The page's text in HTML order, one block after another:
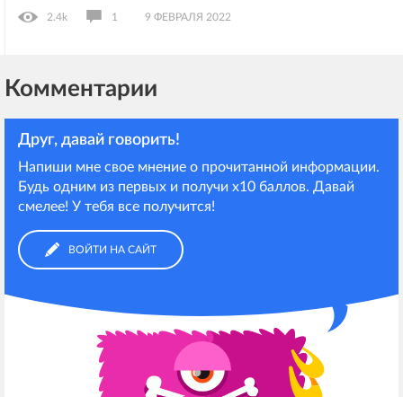
2.4k 1 9 ФЕВРАЛЯ 2022
Комментарии
Друг, давай говорить!
Напиши мне свое мнение о прочитанной информации.
Будь одним из первых и получи х10 баллов. Давай
смелее! У тебя все получится!
ВОЙТИ НА САЙТ